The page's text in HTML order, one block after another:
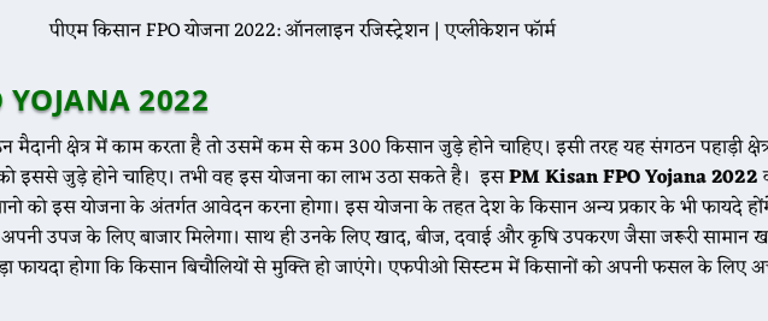
पीएम किसान FPO योजना 2022: ऑनलाइन रजिस्ट्रेशन | एप्लीकेशन फॉर्म
YOJANA 2022
क्षेत्र में काम करता है तो उसमें कम से कम 300 किसान जुड़े होने चाहिए। इसी तरह यह संगठन पहाड़ी
इससे जुड़े होने चाहिए। तभी वह इस योजना का लाभ उठा सकते है। इसPM Kisan FPO Yojana 2022
को इस योजना के अंतर्गत आवेदन करना होगा। इस योजना के तहत देश के किसान अन्य प्रकार के भी फायदे
उपज के लिए बाजार मिलेगा। साथ ही उनके लिए खाद, बीज, दवाई और कृषि उपकरण जैसा जरूरी सामान
होगा कि किसान बिचौलियों से मुक्ति हो जाएंगे। एफपीओ सिस्टम में किसानों को अपनी फसल के लिए